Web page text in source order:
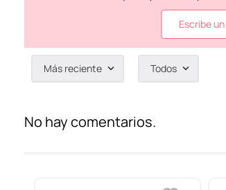
Escribe
Agregar comentario
Más reciente Todos
No hay comentarios.